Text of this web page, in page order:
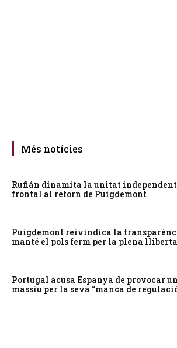
Més notícies
Rufián dinamita la unitat
frontal al retorn de Puigdemont
Puigdemont reivindica la
manté el pols ferm per la plena
Portugal acusa Espanya de provocar
massiu per la seva “manca de